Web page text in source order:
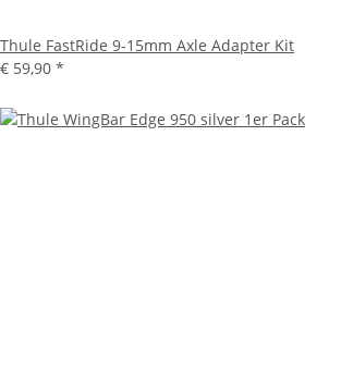
Thule FastRide 9-15mm Axle Adapter Kit
€ 59,90 *